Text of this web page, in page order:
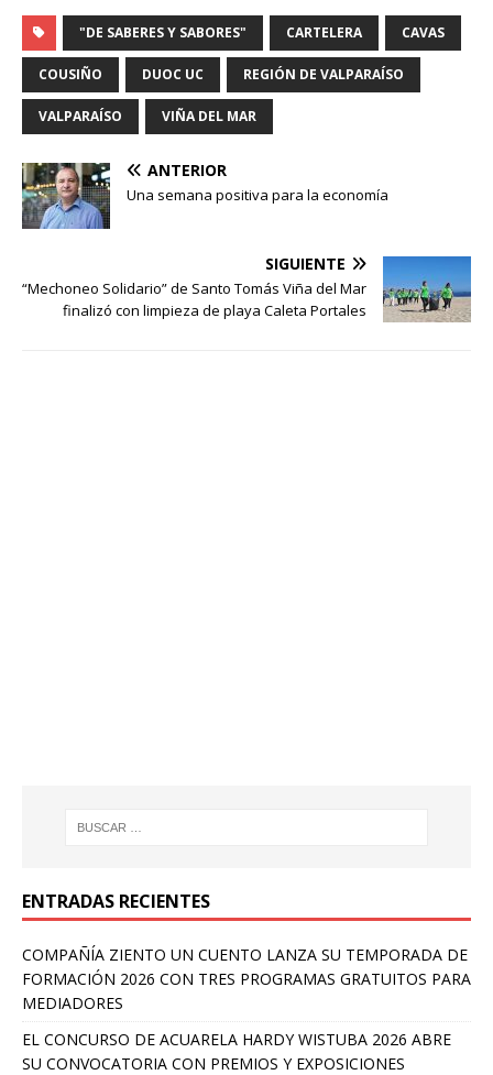
"DE SABERES Y SABORES" CARTELERA CAVAS
COUSIÑO DUOC UC REGIÓN DE VALPARAÍSO
VALPARAÍSO VIÑA DEL MAR
ANTERIOR
Una semana positiva para la economía
SIGUIENTE
“Mechoneo Solidario” de Santo Tomás Viña del Mar
finalizó con limpieza de playa Caleta Portales
ENTRADAS RECIENTES
COMPAÑÍA ZIENTO UN CUENTO LANZA SU TEMPORADA DE
FORMACIÓN 2026 CON TRES PROGRAMAS GRATUITOS PARA
MEDIADORES
EL CONCURSO DE ACUARELA HARDY WISTUBA 2026 ABRE
SU CONVOCATORIA CON PREMIOS Y EXPOSICIONES